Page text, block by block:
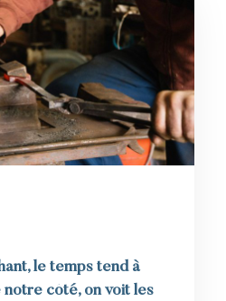
le temps tend à
notre côté, on voit les